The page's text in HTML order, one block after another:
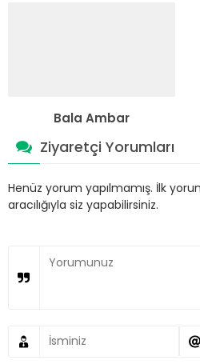
Bala Ambar
Ziyaretçi Yorumları
Henüz yorum yapılmamış. İlk
aracılığıyla siz yapabilirsiniz.